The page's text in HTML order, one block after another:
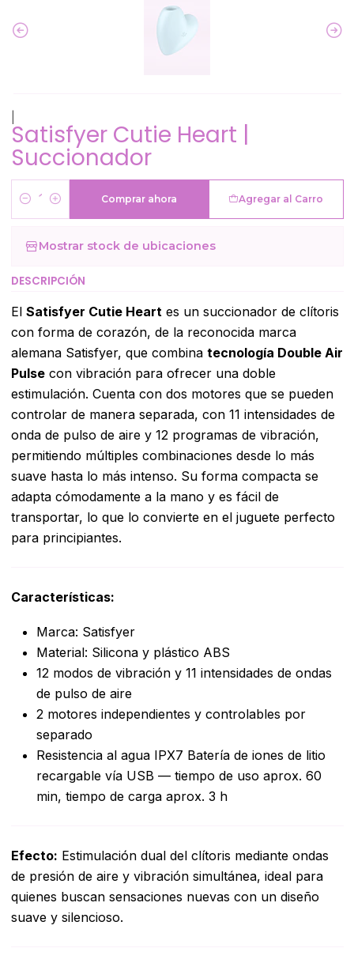
Satisfyer Cutie Heart |
Succionador
Cantidad
Agregar al Carro
Comprar ahora
Mostrar stock de ubicaciones
DESCRIPCIÓN
El Satisfyer Cutie Heart es un succionador de clítoris
con forma de corazón, de la reconocida marca
alemana Satisfyer, que combina tecnología Double Air
Pulsecon vibración para ofrecer una doble
estimulación. Cuenta con dos motores que se pueden
controlar de manera separada, con 11 intensidades de
onda de pulso de aire y 12 programas de vibración,
permitiendo múltiples combinaciones desde lo más
suave hasta lo más intenso. Su forma compacta se
adapta cómodamente a la mano y es fácil de
transportar, lo que lo convierte en el juguete perfecto
para principiantes.
Características:
Marca: Satisfyer
Material: Silicona y plástico ABS
12 modos de vibración y 11 intensidades de ondas
de pulso de aire
2 motores independientes y controlables por
separado
Resistencia al agua IPX7 Batería de iones de litio
recargable vía USB — tiempo de uso aprox. 60
min, tiempo de carga aprox. 3 h
Efecto: Estimulación dual del clítoris mediante ondas
de presión de aire y vibración simultánea, ideal para
quienes buscan sensaciones nuevas con un diseño
suave y silencioso.